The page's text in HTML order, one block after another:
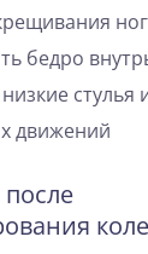
ног
бедро
стулья
движений